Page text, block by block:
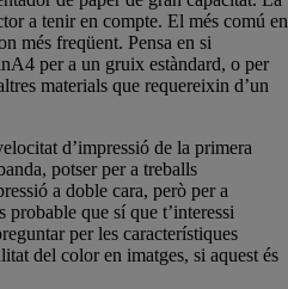
a tenir en compte. El més comú en
més freqüent. Pensa en si
per a un gruix estàndard, o per
materials que requereixin d’un
d’impressió de la primera
potser per a treballs
a doble cara, però per a
que sí que t’interessi
per les característiques
del color en imatges, si aquest és